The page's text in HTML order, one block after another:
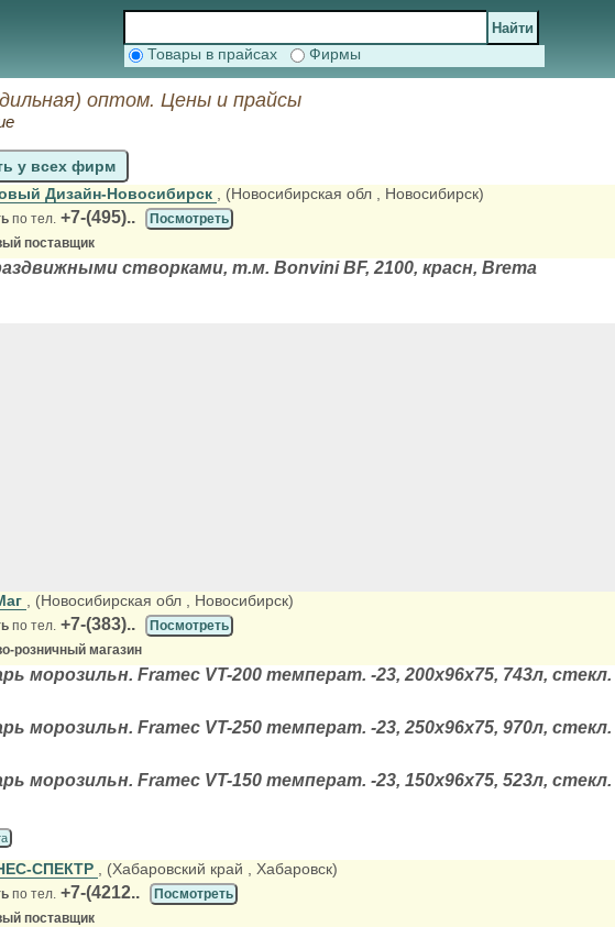
Товары в прайсах Фирмы
оптом. Цены и прайсы
у всех фирм
Дизайн-Новосибирск , (Новосибирская обл , Новосибирск)
по тел. +7-(495)..
Посмотреть
поставщик
створками, т.м. Bonvini BF, 2100, красн, Brema
, (Новосибирская обл , Новосибирск)
по тел. +7-(383)..
Посмотреть
розничный магазин
морозильн. Framec VT-200 температ. -23, 200х96х75, 743л,
морозильн. Framec VT-250 температ. -23, 250х96х75, 970л,
морозильн. Framec VT-150 температ. -23, 150х96х75, 523л,
СПЕКТР , (Хабаровский край , Хабаровск)
по тел. +7-(4212..
Посмотреть
поставщик